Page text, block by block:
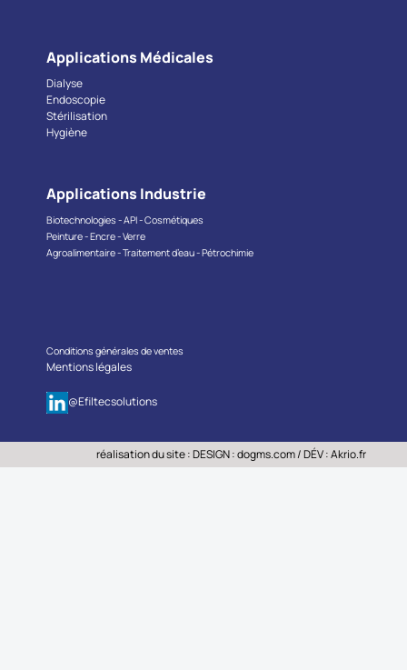
Applications Médicales
Dialyse
Endoscopie
Stérilisation
Hygiène
Applications Industrie
Biotechnologies - API - Cosmétiques
Peinture - Encre - Verre
Agroalimentaire - Traitement d’eau - Pétrochimie
Conditions générales de ventes
Mentions légales
@Efiltecsolutions
réalisation du site : DESIGN :dogms.com/ DÉV :Akrio.fr